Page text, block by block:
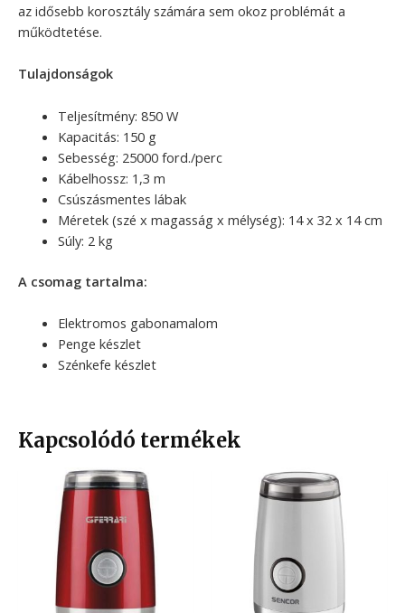
az idősebb korosztály számára sem okoz problémát a
működtetése.
Tulajdonságok
Teljesítmény: 850 W
Kapacitás: 150 g
Sebesség: 25000 ford./perc
Kábelhossz: 1,3 m
Csúszásmentes lábak
Méretek (szé x magasság x mélység): 14 x 32 x 14 cm
Súly: 2 kg
A csomag tartalma:
Elektromos gabonamalom
Penge készlet
Szénkefe készlet
Kapcsolódó termékek